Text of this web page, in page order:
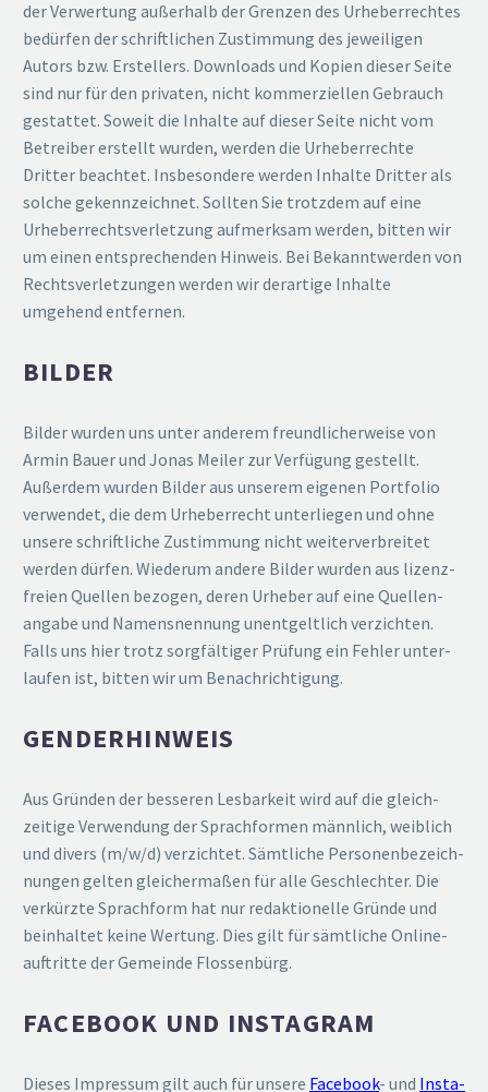
der Verwertung außerhalb der Grenzen des Urheber­rechtes
bedürfen der schrift­lichen Zustimmung des jewei­ligen
Autors bzw. Erstellers. Downloads und Kopien dieser Seite
sind nur für den privaten, nicht kommer­zi­ellen Gebrauch
gestattet. Soweit die Inhalte auf dieser Seite nicht vom
Betreiber erstellt wurden, werden die Urheber­rechte
Dritter beachtet. Insbe­sondere werden Inhalte Dritter als
solche gekenn­zeichnet. Sollten Sie trotzdem auf eine
Urheber­rechts­ver­letzung aufmerksam werden, bitten wir
um einen entspre­chenden Hinweis. Bei Bekannt­werden von
Rechts­ver­let­zungen werden wir derartige Inhalte
umgehend entfernen.
BILDER
Bilder wurden uns unter anderem freund­li­cher­weise von
Armin Bauer und Jonas Meiler zur Verfügung gestellt.
Außerdem wurden Bilder aus unserem eigenen Portfolio
verwendet, die dem Urheber­recht unter­liegen und ohne
unsere schrift­liche Zustimmung nicht weiter­ver­breitet
werden dürfen. Wiederum andere Bilder wurden aus lizenz­
freien Quellen bezogen, deren Urheber auf eine Quellen­
angabe und Namens­nennung unent­geltlich verzichten.
Falls uns hier trotz sorgfäl­tiger Prüfung ein Fehler unter­
laufen ist, bitten wir um Benachrichtigung.
GENDER­HINWEIS
Aus Gründen der besseren Lesbarkeit wird auf die gleich­
zeitige Verwendung der Sprach­formen männlich, weiblich
und divers (m/w/d) verzichtet. Sämtliche Perso­nen­be­zeich­
nungen gelten gleicher­maßen für alle Geschlechter. Die
verkürzte Sprachform hat nur redak­tio­nelle Gründe und
beinhaltet keine Wertung. Dies gilt für sämtliche Online­
auf­tritte der Gemeinde Flossenbürg.
FACEBOOK UND INSTAGRAM
Dieses Impressum gilt auch für unsere Facebook- und Insta­